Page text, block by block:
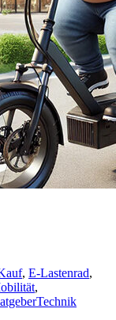
, E-Lastenrad,
,
Technik